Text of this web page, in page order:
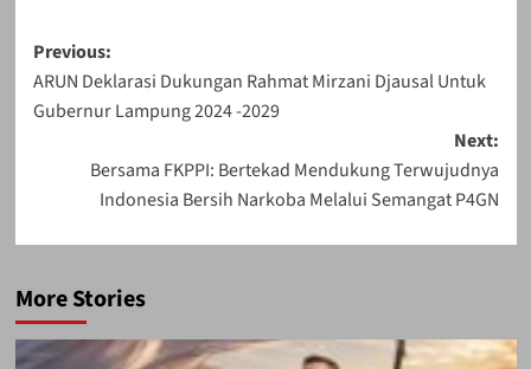
Post
navigation
Previous:
ARUN Deklarasi Dukungan Rahmat Mirzani Djausal Untuk
Gubernur Lampung 2024 -2029
Next:
Bersama FKPPI: Bertekad Mendukung Terwujudnya
Indonesia Bersih Narkoba Melalui Semangat P4GN
More Stories